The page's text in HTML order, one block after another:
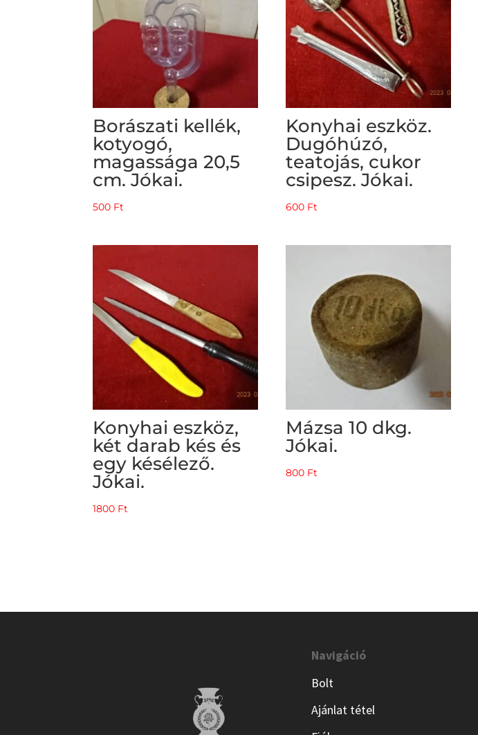
Borászati kellék,
kotyogó,
magassága 20,5
cm. Jókai.
500 Ft
Konyhai eszköz.
Dugóhúzó,
teatojás, cukor
csipesz. Jókai.
600 Ft
Konyhai eszköz,
két darab kés és
egy késélező.
Jókai.
1800 Ft
Mázsa 10 dkg.
Jókai.
800 Ft
Navigáció
Bolt
Ajánlat tétel